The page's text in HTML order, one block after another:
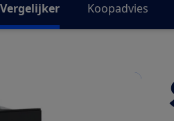
Vergelijker Koopadvies